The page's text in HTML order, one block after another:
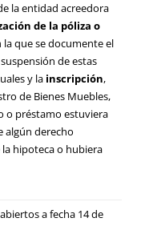
la entidad acreedora
de la póliza o
la que se documente el
de estas
y la inscripción,
de Bienes Muebles,
o préstamo estuviera
algún derecho
hipoteca o hubiera
a fecha 14 de